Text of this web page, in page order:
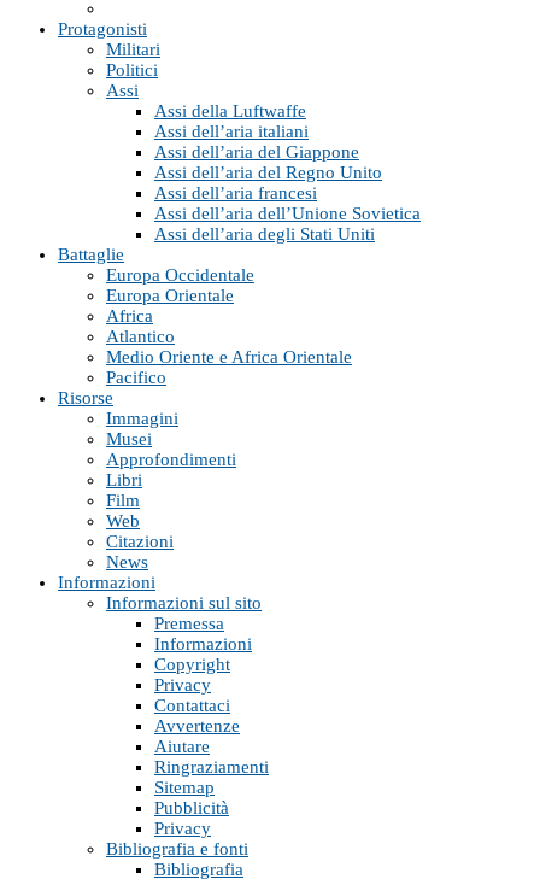
Protagonisti
Militari
Politici
Assi
Assi della Luftwaffe
Assi dell’aria italiani
Assi dell’aria del Giappone
Assi dell’aria del Regno Unito
Assi dell’aria francesi
Assi dell’aria dell’Unione Sovietica
Assi dell’aria degli Stati Uniti
Battaglie
Europa Occidentale
Europa Orientale
Africa
Atlantico
Medio Oriente e Africa Orientale
Pacifico
Risorse
Immagini
Musei
Approfondimenti
Libri
Film
Web
Citazioni
News
Informazioni
Informazioni sul sito
Premessa
Informazioni
Copyright
Privacy
Contattaci
Avvertenze
Aiutare
Ringraziamenti
Sitemap
Pubblicità
Privacy
Bibliografia e fonti
Bibliografia